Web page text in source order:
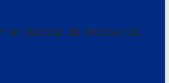
un moteur de croissance.